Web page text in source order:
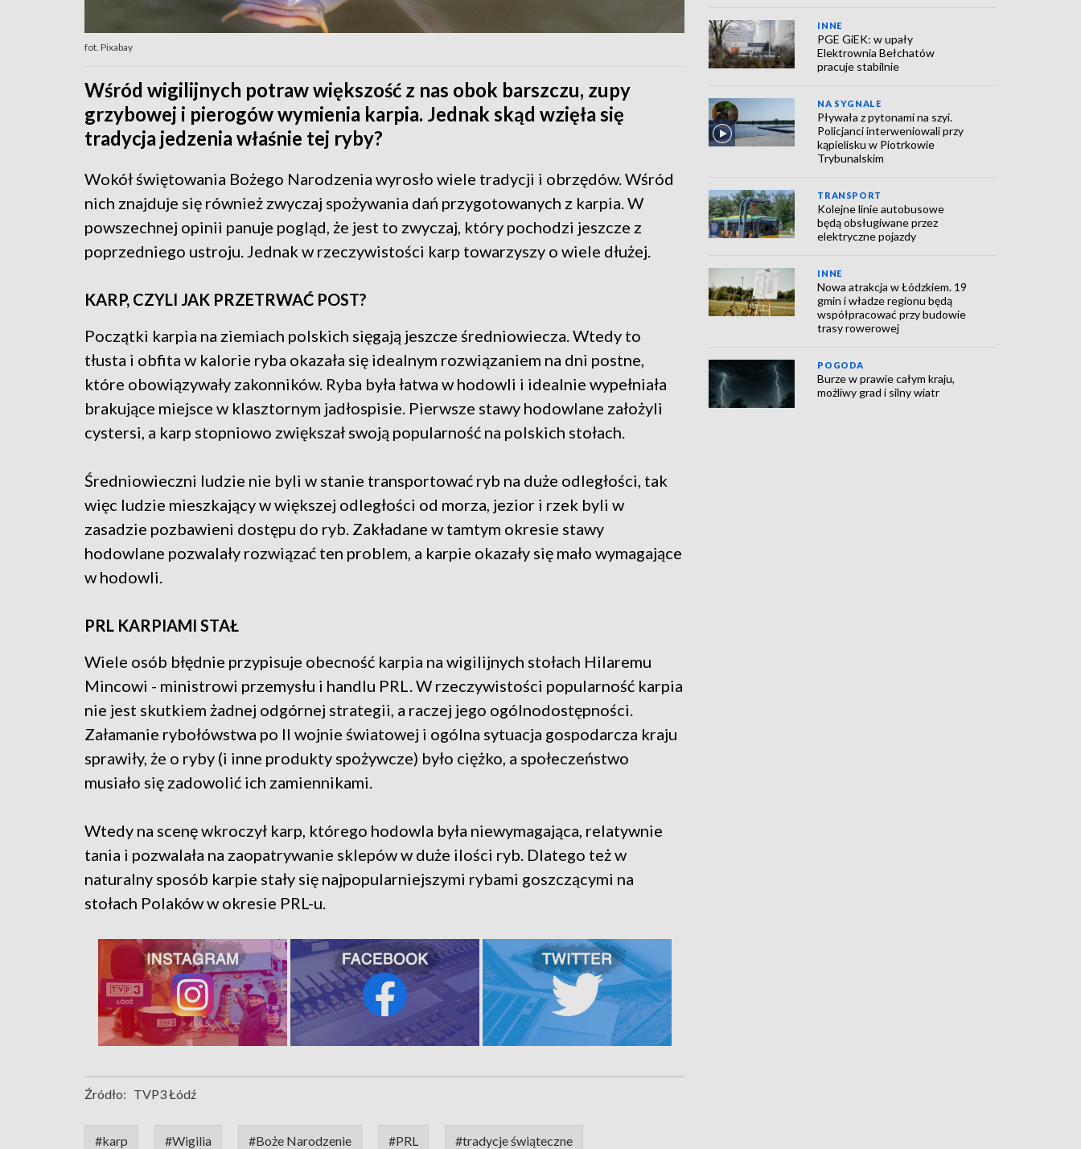
fot. Pixabay
Wśród wigilijnych potraw większość z nas obok barszczu, zupy
grzybowej i pierogów wymienia karpia. Jednak skąd wzięła się
tradycja jedzenia właśnie tej ryby?
Wokół świętowania Bożego Narodzenia wyrosło wiele tradycji i obrzędów. Wśród
nich znajduje się również zwyczaj spożywania dań przygotowanych z karpia. W
powszechnej opinii panuje pogląd, że jest to zwyczaj, który pochodzi jeszcze z
poprzedniego ustroju. Jednak w rzeczywistości karp towarzyszy o wiele dłużej.
KARP, CZYLI JAK PRZETRWAĆ POST?
Początki karpia na ziemiach polskich sięgają jeszcze średniowiecza. Wtedy to
tłusta i obfita w kalorie ryba okazała się idealnym rozwiązaniem na dni postne,
które obowiązywały zakonników. Ryba była łatwa w hodowli i idealnie wypełniała
brakujące miejsce w klasztornym jadłospisie. Pierwsze stawy hodowlane założyli
cystersi, a karp stopniowo zwiększał swoją popularność na polskich stołach.
Średniowieczni ludzie nie byli w stanie transportować ryb na duże odległości, tak
więc ludzie mieszkający w większej odległości od morza, jezior i rzek byli w
zasadzie pozbawieni dostępu do ryb. Zakładane w tamtym okresie stawy
hodowlane pozwalały rozwiązać ten problem, a karpie okazały się mało wymagające
w hodowli.
PRL KARPIAMI STAŁ
Wiele osób błędnie przypisuje obecność karpia na wigilijnych stołach Hilaremu
Mincowi - ministrowi przemysłu i handlu PRL. W rzeczywistości popularność karpia
nie jest skutkiem żadnej odgórnej strategii, a raczej jego ogólnodostępności.
Załamanie rybołówstwa po II wojnie światowej i ogólna sytuacja gospodarcza kraju
sprawiły, że o ryby (i inne produkty spożywcze) było ciężko, a społeczeństwo
musiało się zadowolić ich zamiennikami.
Wtedy na scenę wkroczył karp, którego hodowla była niewymagająca, relatywnie
tania i pozwalała na zaopatrywanie sklepów w duże ilości ryb. Dlatego też w
naturalny sposób karpie stały się najpopularniejszymi rybami goszczącymi na
stołach Polaków w okresie PRL-u.
Źródło: TVP3 Łódź
#karp #Wigilia #Boże Narodzenie #PRL #tradycje świąteczne
INNE
PGE GiEK: w upały
Elektrownia Bełchatów
pracuje stabilnie
NA SYGNALE
Pływała z pytonami na szyi.
Policjanci interweniowali przy
kąpielisku w Piotrkowie
Trybunalskim
TRANSPORT
Kolejne linie autobusowe
będą obsługiwane przez
elektryczne pojazdy
INNE
Nowa atrakcja w Łódzkiem. 19
gmin i władze regionu będą
współpracować przy budowie
trasy rowerowej
POGODA
Burze w prawie całym kraju,
możliwy grad i silny wiatr